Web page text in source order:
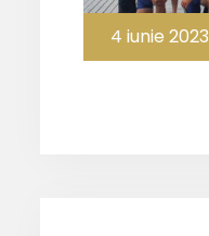
4 iunie 2023